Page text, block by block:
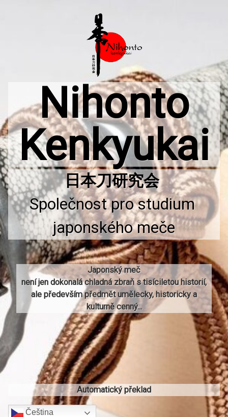
Nihonto
Kenkyukai
Společnost pro studium
japonského meče
Japonský meč
není jen dokonalá chladná zbraň s tisíciletou historií,
ale především předmět umělecky, historicky a
kulturně cenný...
Automatický překlad
Čeština‎